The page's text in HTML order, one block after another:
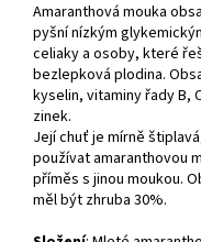
Amaranthová mouka
pyšní nízkým
celiaky a osoby, které
bezlepková plodina.
kyselin, vitaminy řady B,
zinek.
Její chuť je mírně
používat amaranthovou
příměs s jinou moukou.
měl být zhruba 30%.